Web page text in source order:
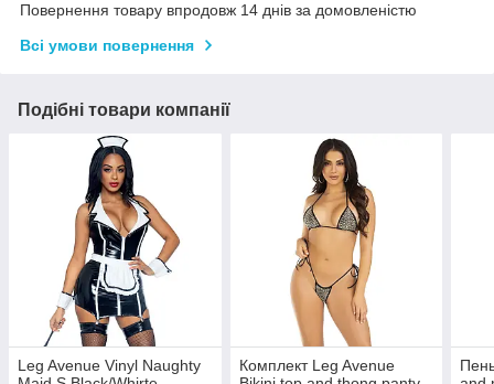
Повернення товару впродовж 14 днів за домовленістю
Всі умови повернення
Подібні товари компанії
Leg Avenue Vinyl Naughty
Комплект Leg Avenue